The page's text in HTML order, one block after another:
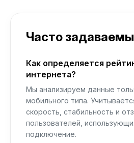
Часто
Как определяется
интернета?
Мы анализируем данные
мобильного типа.
скорость, стабильность и
пользователей,
подключение.